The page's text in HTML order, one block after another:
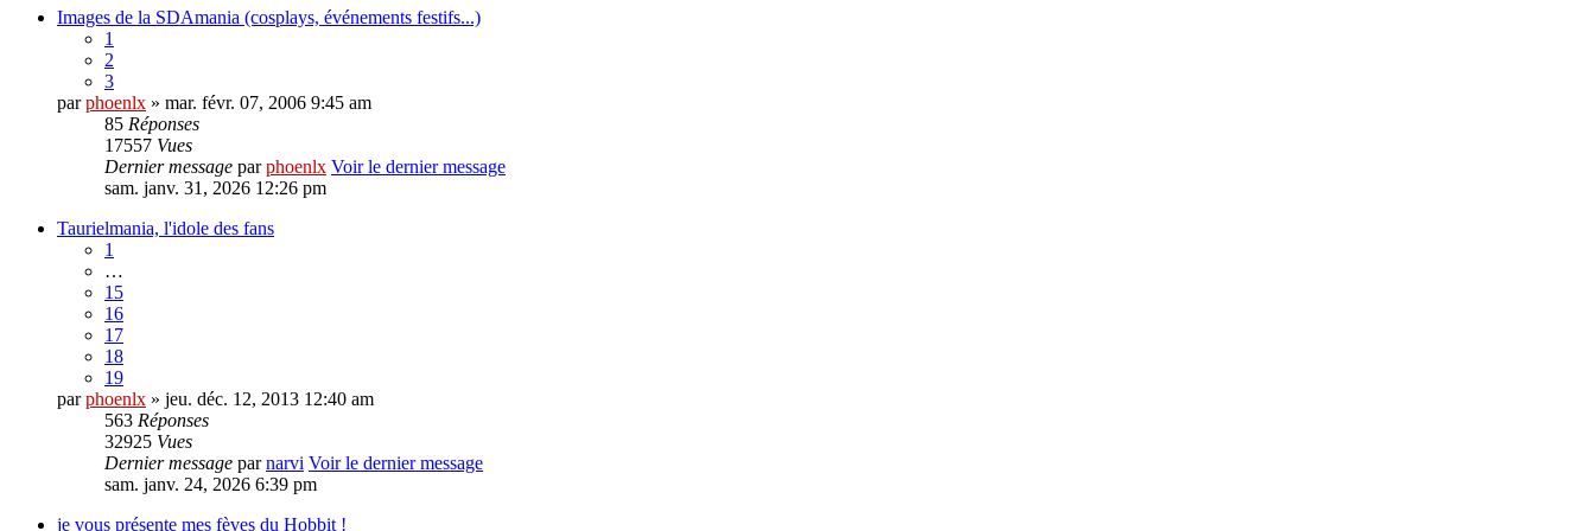
Images de la SDAmania (cosplays, événements festifs...)
1
2
3
parphoenlx » mar. févr. 07, 2006 9:45 am
85 Réponses
17557 Vues
Dernier message parphoenlx Voir le dernier message
sam. janv. 31, 2026 12:26 pm
Taurielmania, l'idole des fans
1
…
15
16
17
18
19
parphoenlx » jeu. déc. 12, 2013 12:40 am
563 Réponses
32925 Vues
Dernier message parnarvi Voir le dernier message
sam. janv. 24, 2026 6:39 pm
je vous présente mes fèves du Hobbit !